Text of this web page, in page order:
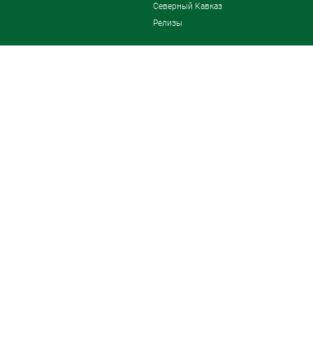
Северный Кавказ
Релизы